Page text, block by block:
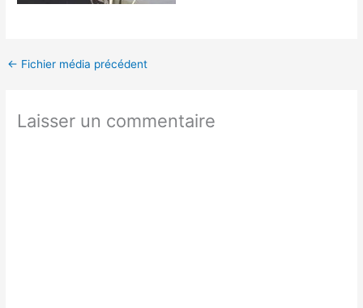
← Fichier média précédent
Laisser un commentaire